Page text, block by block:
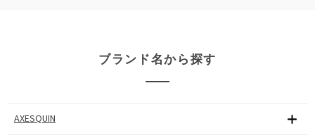
ブランド名から探す
AXESQUIN